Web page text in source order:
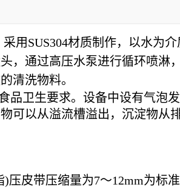
采用SUS304材质制作，以水为
，通过高压水泵进行循环喷淋
清洗物料。
卫生要求。设备中设有气泡
可以从溢流槽溢出，沉淀物从
皮带压缩量为7～12mm为标准